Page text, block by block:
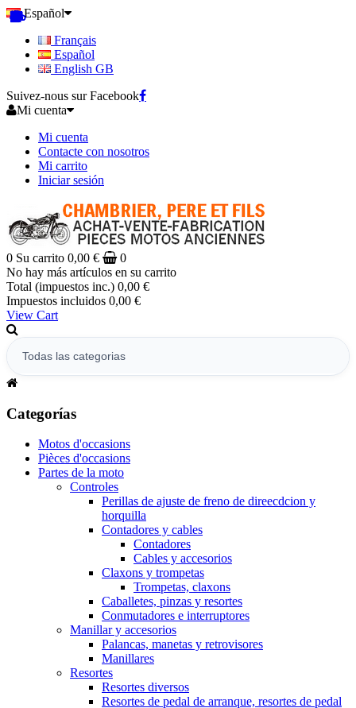
Español
Français
Español
English GB
Suivez-nous sur Facebook
Mi cuenta
Mi cuenta
Contacte con nosotros
Mi carrito
Iniciar sesión
0 Su carrito 0,00 €
0
No hay más artículos en su carrito
Total (impuestos inc.) 0,00 €
Impuestos incluidos 0,00 €
View Cart
Categorías
Motos d'occasions
Pièces d'occasions
Partes de la moto
Controles
Perillas de ajuste de freno de direecdcion y
horquilla
Contadores y cables
Contadores
Cables y accesorios
Claxons y trompetas
Trompetas, claxons
Caballetes, pinzas y resortes
Conmutadores e interruptores
Manillar y accesorios
Palancas, manetas y retrovisores
Manillares
Resortes
Resortes diversos
Resortes de pedal de arranque, resortes de pedal